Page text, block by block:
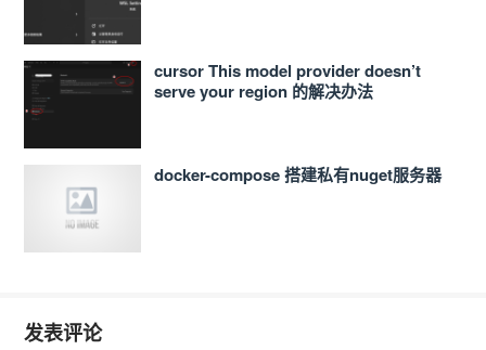
cursor This model provider doesn’t
serve your region 的解决办法
docker-compose 搭建私有nuget服务器
发表评论